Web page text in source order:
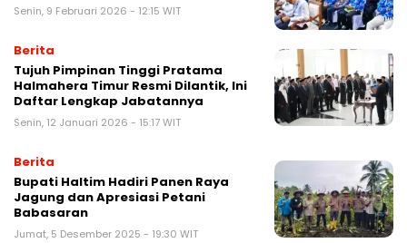
Senin, 9 Februari 2026 - 12:15 WIT
Berita
Tujuh Pimpinan Tinggi Pratama
Halmahera Timur Resmi Dilantik, Ini
Daftar Lengkap Jabatannya
Senin, 12 Januari 2026 - 15:17 WIT
Berita
Bupati Haltim Hadiri Panen Raya
Jagung dan Apresiasi Petani
Babasaran
Jumat, 5 Desember 2025 - 19:30 WIT